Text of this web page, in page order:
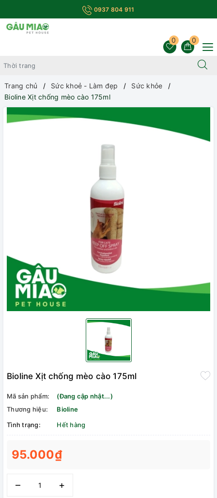
0937 804 911
0
0
Trang chủ Sức khoẻ - Làm đẹp
Sức khỏe
Bioline Xịt chống mèo cào 175ml
Bioline Xịt chống mèo cào 175ml
Mã sản phẩm:
(Đang cập nhật...)
Thương hiệu:
Bioline
Tình trạng:
Hết hàng
95.000₫
– +